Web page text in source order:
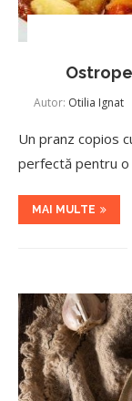
Autor: Otilia Ignat
Un pranz copios
perfectă pentru o
MAI MULTE